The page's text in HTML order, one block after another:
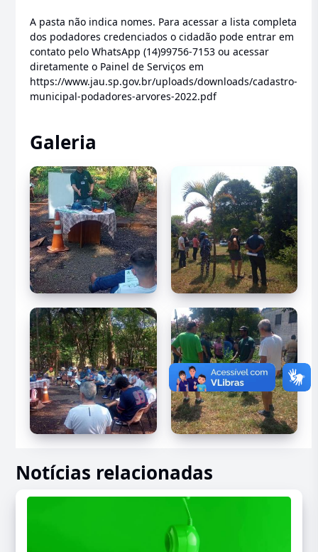
A pasta não indica nomes. Para acessar a lista completa
dos podadores credenciados o cidadão pode entrar em
contato pelo WhatsApp (14)99756-7153 ou acessar
diretamente o Painel de Serviços em
https://www.jau.sp.gov.br/uploads/downloads/cadastro-
municipal-podadores-arvores-2022.pdf
Galeria
Notícias relacionadas